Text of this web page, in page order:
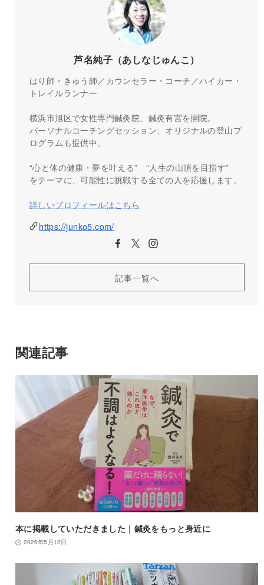
芦名純子（あしなじゅんこ）
はり師・きゅう師／カウンセラー・コーチ／ハイカー・
トレイルランナー
横浜市旭区で女性専門鍼灸院、鍼灸有宮を開院。
パーソナルコーチングセッション、オリジナルの登山プ
ログラムも提供中。
“心と体の健康・夢を叶える” “人生の山頂を目指す”
をテーマに、可能性に挑戦する全ての人を応援します。
詳しいプロフィールはこちら
https://junko5.com/
記事一覧へ
関連記事
本に掲載していただきました｜鍼灸をもっと身近に
2026年5月12日